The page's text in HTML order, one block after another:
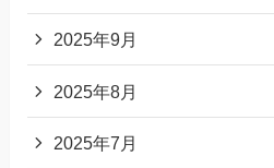
2025年9月
2025年8月
2025年7月